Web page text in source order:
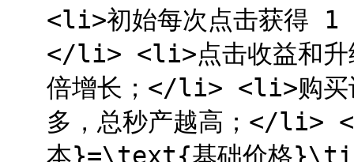
<li>初始每次点击获得 1
</li> <li>点击收益和升
倍增长；</li> <li>购买
多，总秒产越高；</li>
本}=\text{基础价格